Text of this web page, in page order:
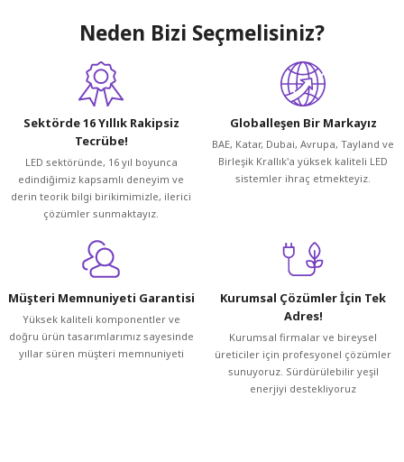
Bu ürünün fiyat bilgisi, resim, ürün açıklamalarında ve diğer
konularda yetersiz gördüğünüz noktaları öneri formunu
kullanarak tarafımıza iletebilirsiniz.
Görüş ve önerileriniz için teşekkür ederiz.
Ürün resmi kalitesiz, bozuk veya görüntülenemiyor.
Ürün açıklamasında eksik bilgiler bulunuyor.
Ürün bilgilerinde hatalar bulunuyor.
Ürün fiyatı diğer sitelerden daha pahalı.
Bu ürüne benzer farklı alternatifler olmalı.
Gönder
Neden Bizi Seçmelisiniz?
Sektörde 16 Yıllık Rakipsiz
Tecrübe!
LED sektöründe, 16 yıl boyunca
edindiğimiz kapsamlı deneyim ve
derin teorik bilgi birikimimizle, ilerici
çözümler sunmaktayız.
Globalleşen Bir Markayız
BAE, Katar, Dubai, Avrupa, Tayland ve
Birleşik Krallık'a yüksek kaliteli LED
sistemler ihraç etmekteyiz.
Müşteri Memnuniyeti Garantisi
Yüksek kaliteli komponentler ve
doğru ürün tasarımlarımız sayesinde
yıllar süren müşteri memnuniyeti
Kurumsal Çözümler İçin Tek
Adres!
Kurumsal firmalar ve bireysel
üreticiler için profesyonel çözümler
sunuyoruz. Sürdürülebilir yeşil
enerjiyi destekliyoruz